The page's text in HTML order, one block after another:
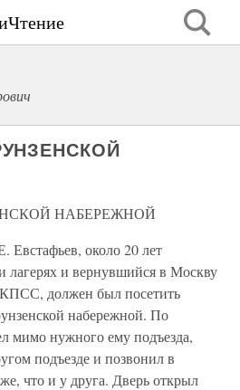
НАБЕРЕЖНОЙ
около 20 лет
и вернувшийся в Москву
должен был посетить
набережной. По
мимо нужного ему подъезда,
подъезде и позвонил в
что и у друга. Дверь открыл